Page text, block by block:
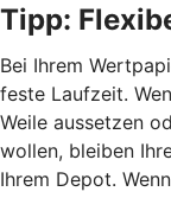
Tipp:
Bei Ihrem
feste Laufzeit.
Weile aussetzen
wollen, bleiben
Ihrem Depot.